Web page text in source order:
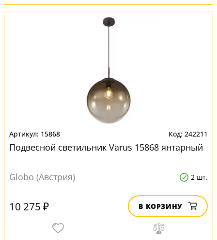
15868 242211
Подвесной светильник Varus 15868 янтарный
Globo (Австрия) 2 шт.
10 275 ₽ В КОРЗИНУ